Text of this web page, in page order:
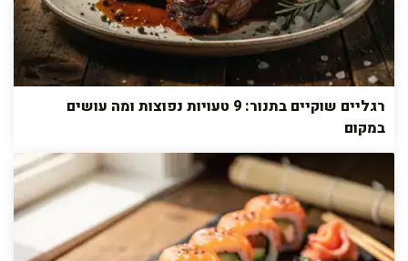
רגליים שוקיים בתנור: 9 טעויות נפוצות ומה עושים
במקום